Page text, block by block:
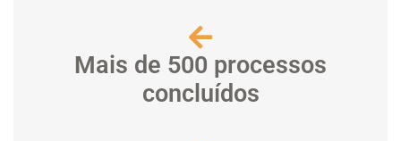
Mais de 500 processos
concluídos